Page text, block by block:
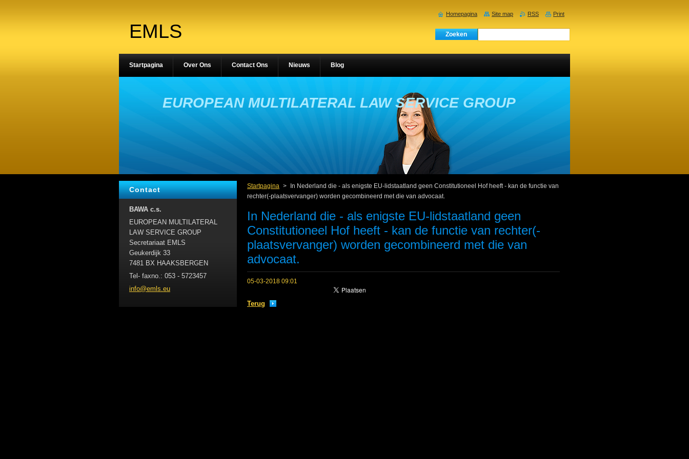
EMLS
EUROPEAN MULTILATERAL LAW SERVICE GROUP
Startpagina >
In Nederland die - als enigste EU-lidstaatland geen Constitutioneel Hof heeft - kan de functie van
rechter(-plaatsvervanger) worden gecombineerd met die van advocaat.
In Nederland die - als enigste EU-lidstaatland geen
Constitutioneel Hof heeft - kan de functie van rechter(-
plaatsvervanger) worden gecombineerd met die van
advocaat.
05-03-2018 09:01
Terug
Contact
BAWA c.s.
EUROPEAN MULTILATERAL
LAW SERVICE GROUP
Secretariaat EMLS
Geukerdijk 33
7481 BX HAAKSBERGEN
Tel- faxno.: 053 - 5723457
info@eml s.eu
Startpagina Over Ons Contact Ons Nieuws Blog
Homepagina Site map RSS Print